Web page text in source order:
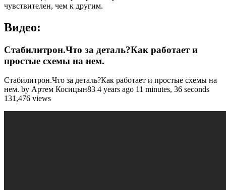
чувствителен, чем к другим.
Видео:
Стабилитрон.Что за деталь?Как работает и
простые схемы на нем.
Стабилитрон.Что за деталь?Как работает и простые схемы на
нем. by Артем Косицын83 4 years ago 11 minutes, 36 seconds
131,476 views